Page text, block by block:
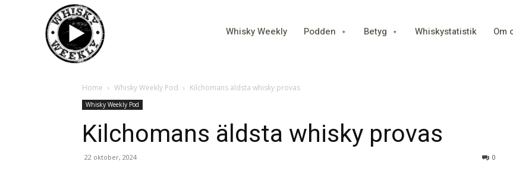
Whisky Weekly Podden Betyg Whiskystatistik Om
Home Whisky Weekly Pod Kilchomans äldsta whisky provas
Whisky Weekly Pod
Kilchomans äldsta whisky provas
22 oktober, 2024 0